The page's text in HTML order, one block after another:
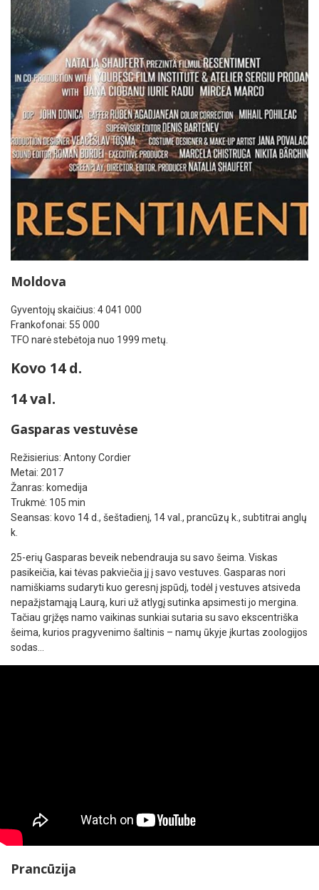
Moldova
Gyventojų skaičius: 4 041 000
Frankofonai: 55 000
TFO narė stebėtoja nuo 1999 metų.
Kovo 14 d.
14 val.
Gasparas vestuvėse
Režisierius: Antony Cordier
Metai: 2017
Žanras: komedija
Trukmė: 105 min
Seansas: kovo 14 d., šeštadienį, 14 val., prancūzų k., subtitrai anglų
k.
25-erių Gasparas beveik nebendrauja su savo šeima. Viskas
pasikeičia, kai tėvas pakviečia jį į savo vestuves. Gasparas nori
namiškiams sudaryti kuo geresnį įspūdį, todėl į vestuves atsiveda
nepažįstamąją Laurą, kuri už atlygį sutinka apsimesti jo mergina.
Tačiau grįžęs namo vaikinas sunkiai sutaria su savo ekscentriška
šeima, kurios pragyvenimo šaltinis – namų ūkyje įkurtas zoologijos
sodas…
Prancūzija